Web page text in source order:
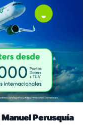
Manuel Perusquía